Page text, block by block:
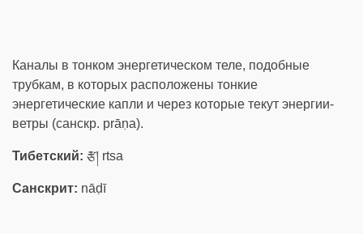
Каналы в тонком энергетическом теле, подобные
трубкам, в которых расположены тонкие
энергетические капли и через которые текут энергии-
ветры (санскр. prāṇa).
Тибетский: རྩ། rtsa
Санскрит: nāḍī